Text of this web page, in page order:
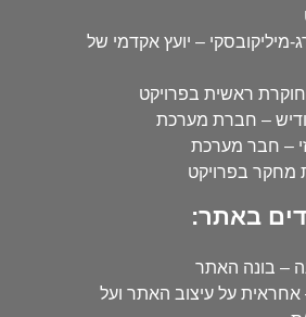
מיליקובסקי – יועץ אקדמי של
ראשית בפרויקט
– חברת מערכת
– חבר מערכת
מחקר בפרויקט
באתר:
– בונה האתר
אחראית על עיצוב האתר ועל